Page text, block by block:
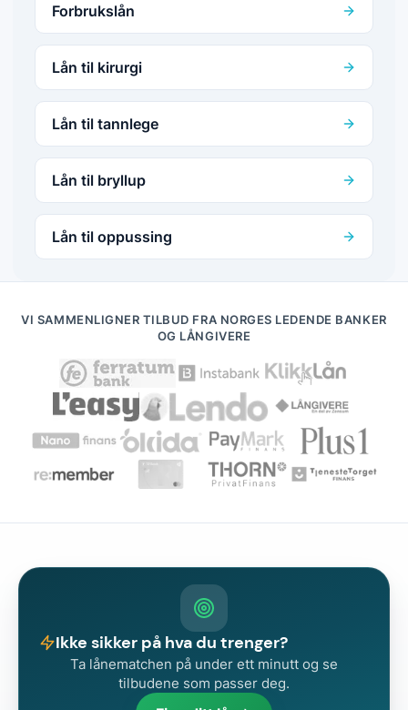
Forbrukslån
Lån til kirurgi
Lån til tannlege
Lån til bryllup
Lån til oppussing
VI SAMMENLIGNER TILBUD FRA NORGES LEDENDE BANKER
OG LÅNGIVERE
Ikke sikker på hva du trenger?
Ta lånematchen på under ett minutt og se
tilbudene som passer deg.